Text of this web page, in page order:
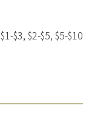
$1-$3, $2-$5, $5-$10